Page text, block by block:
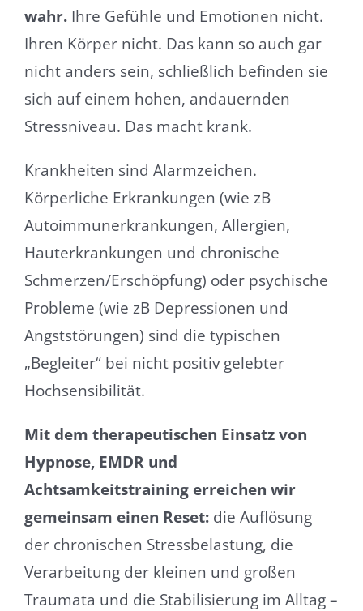
wahr.Ihre Gefühle und Emotionen nicht.
Ihren Körper nicht. Das kann so auch gar
nicht anders sein, schließlich befinden sie
sich auf einem hohen, andauernden
Stressniveau. Das macht krank.
Krankheiten sind Alarmzeichen.
Körperliche Erkrankungen (wie zB
Autoimmunerkrankungen, Allergien,
Hauterkrankungen und chronische
Schmerzen/Erschöpfung) oder psychische
Probleme (wie zB Depressionen und
Angststörungen) sind die typischen
„Begleiter“ bei nicht positiv gelebter
Hochsensibilität.
Mit dem therapeutischen Einsatz von
Hypnose, EMDR und
Achtsamkeitstraining erreichen wir
gemeinsam einen Reset: die Auflösung
der chronischen Stressbelastung, die
Verarbeitung der kleinen und großen
Traumata und die Stabilisierung im Alltag –